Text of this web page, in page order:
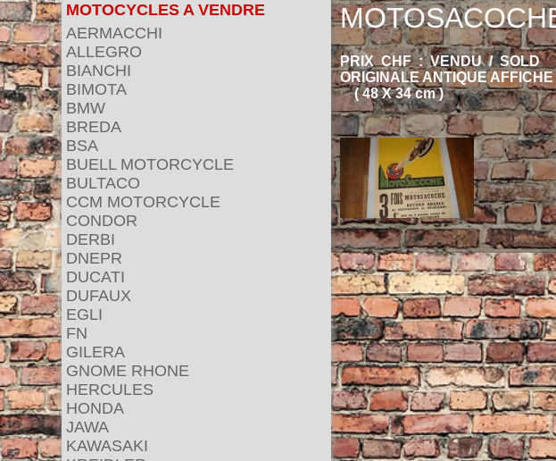
MOTOCYCLES A VENDRE
AERMACCHI
ALLEGRO
BIANCHI
BIMOTA
BMW
BREDA
BSA
BUELL MOTORCYCLE
BULTACO
CCM MOTORCYCLE
CONDOR
DERBI
DNEPR
DUCATI
DUFAUX
EGLI
FN
GILERA
GNOME RHONE
HERCULES
HONDA
JAWA
KAWASAKI
PRIX CHF : VENDU / SOLD
ORIGINALE ANTIQUE
( 48 X 34 cm )